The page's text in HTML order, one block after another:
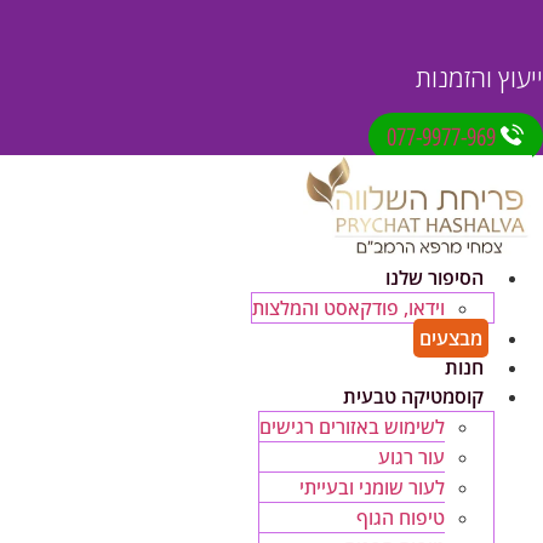
ייעוץ והזמנות
077-9977-969
הסיפור שלנו
וידאו, פודקאסט והמלצות
מבצעים
חנות
קוסמטיקה טבעית
לשימוש באזורים רגישים
עור רגוע
לעור שומני ובעייתי
טיפוח הגוף